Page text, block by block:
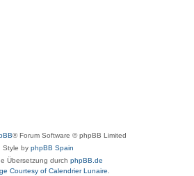
® Forum Software © phpBB Limited
Style by phpBB Spain
Übersetzung durch phpBB.de
Courtesy of Calendrier Lunaire.